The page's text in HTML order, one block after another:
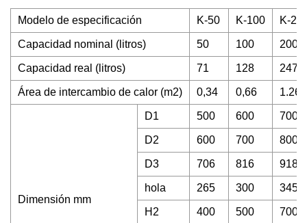
Modelo de especificación K-50 K-100 K-
Capacidad nominal (litros) 50 100 200
Capacidad real (litros) 71 128 247
Área de intercambio de calor (m2) 0,34 0,66 1.26
Dimensión mm
D1 500 600 700
D2 600 700 800
D3 706 816 918
hola 265 300 345
H2 400 500 700